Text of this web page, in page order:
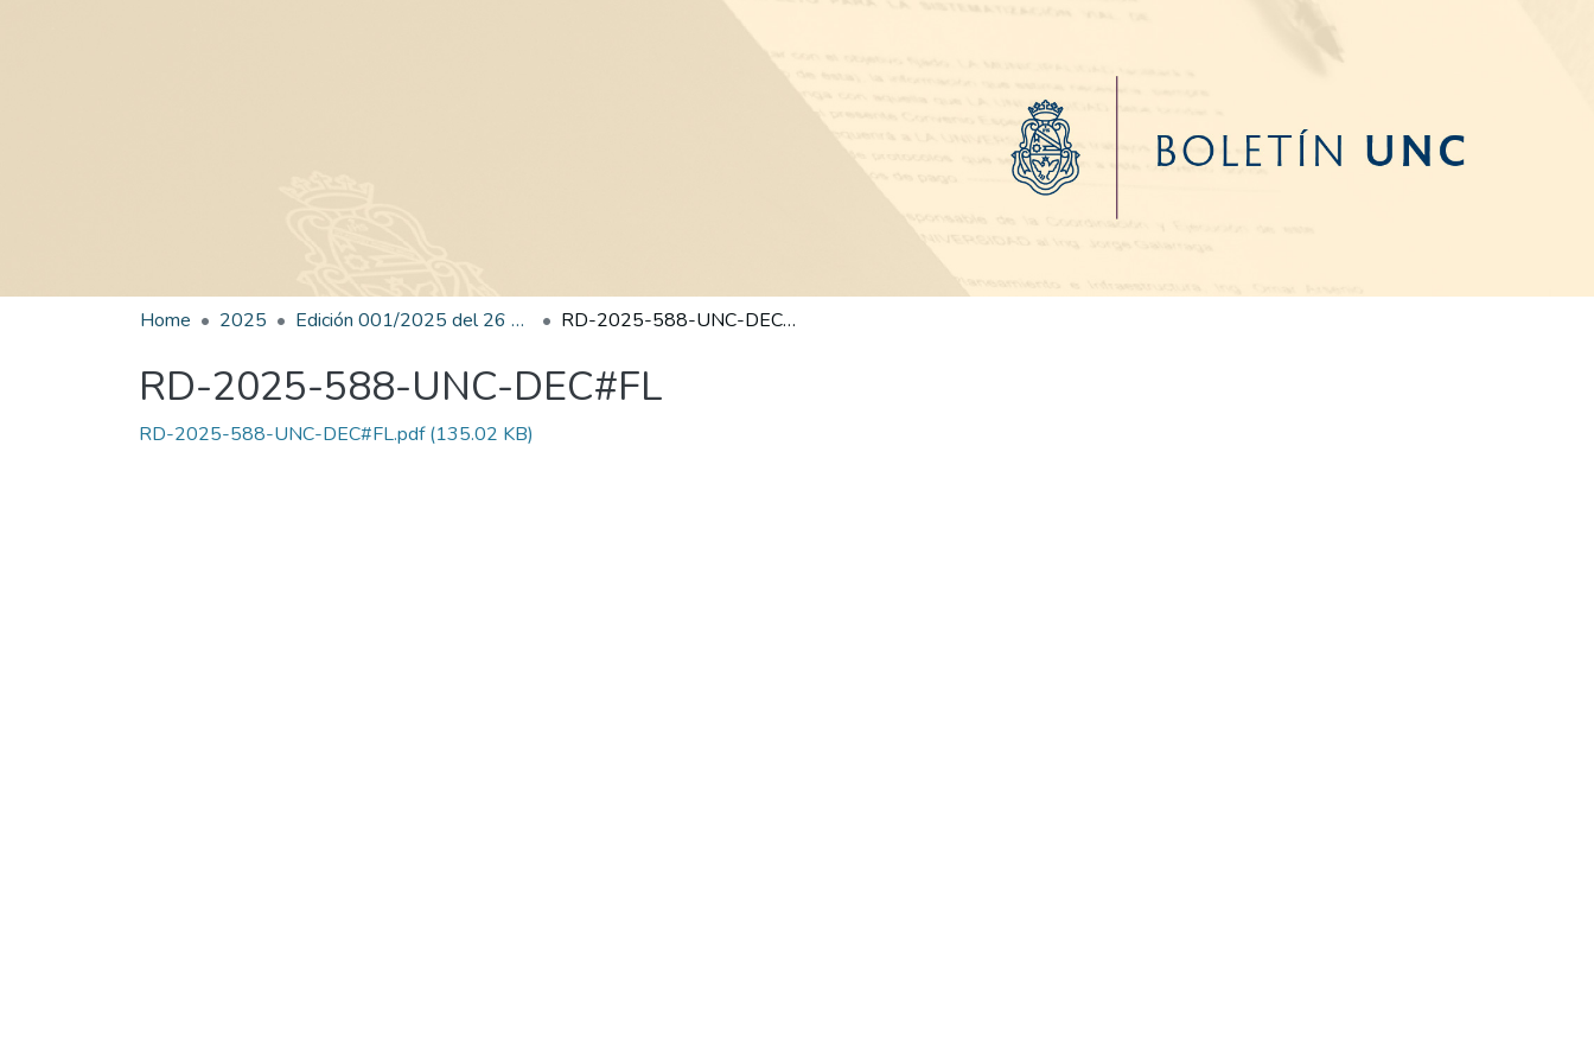
Home 2025 Edición 001/2025 del 26 de mayo de 2025 RD-2025-588-UNC-DEC#FL
RD-2025-588-UNC-DEC#FL
RD-2025-588-UNC-DEC#FL.pdf(135.02 KB)